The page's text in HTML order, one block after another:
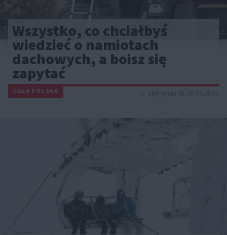
Wszystko, co chciałbyś
wiedzieć o namiotach
dachowych, a boisz się
zapytać
CAŁA POLSKA